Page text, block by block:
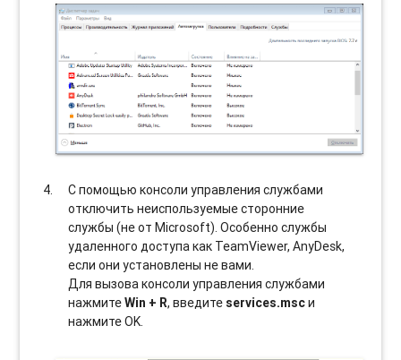
С помощью консоли управления службами
отключить неиспользуемые сторонние
службы (не от Microsoft). Особенно службы
удаленного доступа как TeamViewer, AnyDesk,
если они установлены не вами.
Для вызова консоли управления службами
нажмитеWin + R, введите services.mscи
нажмите OK.